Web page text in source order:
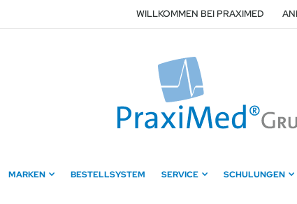
WILLKOMMEN BEI PRAXIMED
MARKEN BESTELLSYSTEM SERVICE SCHULUNGEN